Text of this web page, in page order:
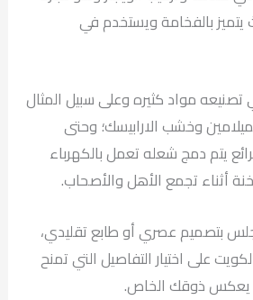
بالفخامة ويستخدم في
تصنيعه مواد كثيره وعلى سبيل المثال
وخشب الارابيسك؛ وحتى
يتم دمج شعله تعمل بالكهرباء
أثناء تجمع الأهل والأصحاب.
بتصميم عصري أو طابع تقليدي،
على اختيار التفاصيل التي تمنح
يعكس ذوقك الخاص.